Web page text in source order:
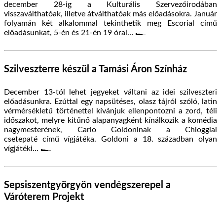
december 28-ig a Kulturális Szervezőirodában
visszaválthatóak, illetve átválthatóak más előadásokra. Január
folyamán két alkalommal tekinthetik meg Escorial című
előadásunkat, 5-én és 21-én 19 órai…
Szilveszterre készül a Tamási Áron Színház
December 13-tól lehet jegyeket váltani az idei szilveszteri
előadásunkra. Ezúttal egy napsütéses, olasz tájról szóló, latin
vérmérsékletű történettel kívánjuk ellenpontozni a zord, téli
időszakot, melyre kitűnő alapanyagként kínálkozik a komédia
nagymesterének, Carlo Goldoninak a Chioggiai
csetepaté című vígjátéka. Goldoni a 18. században olyan
vígjátéki…
Sepsiszentgyörgyön vendégszerepel a
Váróterem Projekt